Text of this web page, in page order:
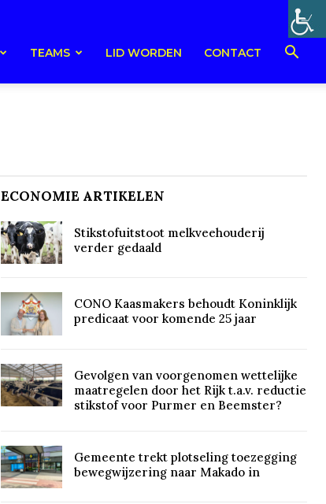
TEAMS LID WORDEN CONTACT
ECONOMIE ARTIKELEN
Stikstofuitstoot melkveehouderij
verder gedaald
CONO Kaasmakers behoudt Koninklijk
predicaat voor komende 25 jaar
Gevolgen van voorgenomen wettelijke
maatregelen door het Rijk t.a.v. reductie
stikstof voor Purmer en Beemster?
Gemeente trekt plotseling toezegging
bewegwijzering naar Makado in